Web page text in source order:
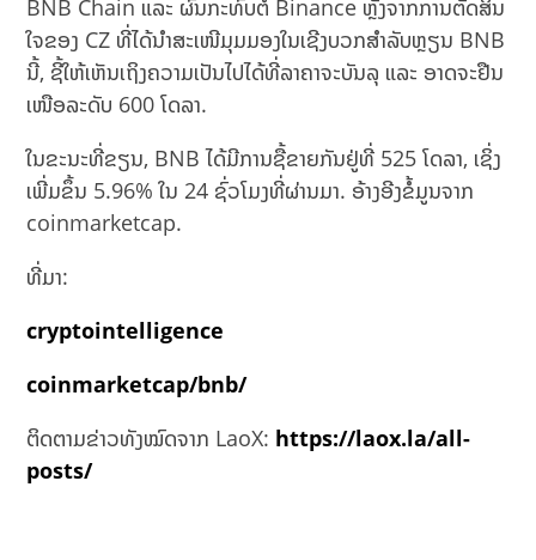
BNB Chain ແລະ ຜົນກະທົບຕໍ່ Binance ຫຼັງຈາກການຕັດສິນ
ໃຈຂອງ CZ ທີ່ໄດ້ນຳສະເໜີມຸມມອງໃນເຊີງບວກສຳລັບຫຼຽນ BNB
ນີ້, ຊີ້ໃຫ້ເຫັນເຖິງຄວາມເປັນໄປໄດ້ທີ່ລາຄາຈະບັນລຸ ແລະ ອາດຈະຢືນ
ເໜືອລະດັບ 600 ໂດລາ.
ໃນຂະນະທີ່ຂຽນ, BNB ໄດ້ມີການຊື້ຂາຍກັນຢູ່ທີ່ 525 ໂດລາ, ເຊິ່ງ
ເພີ່ມຂຶ້ນ 5.96% ໃນ 24 ຊົ່ວໂມງທີ່ຜ່ານມາ. ອ້າງອີງຂໍ້ມູນຈາກ
coinmarketcap.
ທີ່ມາ:
cryptointelligence
coinmarketcap/bnb/
ຕິດຕາມຂ່າວທັງໝົດຈາກ LaoX: https://laox.la/all-
posts/